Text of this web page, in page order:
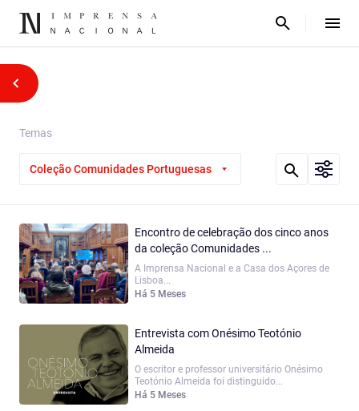
Temas
Coleção Comunidades Portuguesas
Encontro de celebração dos cinco anos
da coleção Comunidades ...
A Imprensa Nacional e a Casa dos Açores de
Lisboa...
Há 5 Meses
Entrevista com Onésimo Teotónio
Almeida
O escritor e professor universitário Onésimo
Teotónio Almeida foi distinguido...
Há 5 Meses